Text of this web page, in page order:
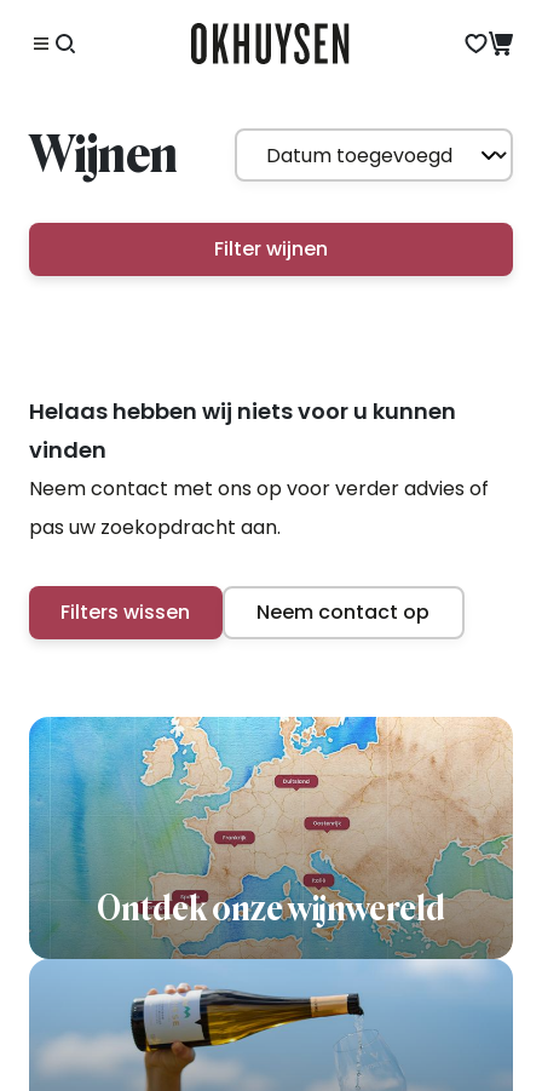
Wijnen
Filter wijnen
Helaas hebben wij niets voor u kunnen
vinden
Neem contact met ons op voor verder advies of
pas uw zoekopdracht aan.
Filters wissen Neem contact op
Ontdek onze wijnwereld